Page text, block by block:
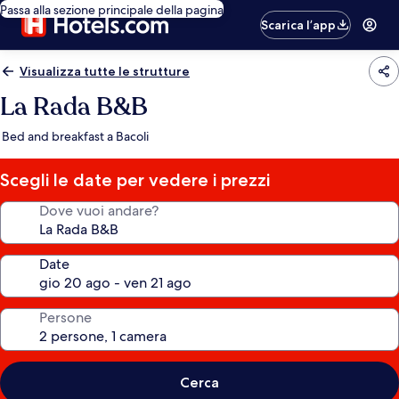
Passa alla sezione principale della pagina
Scarica l’app
Visualizza tutte le strutture
La Rada B&B
Bed and breakfast a Bacoli
Scegli le date per vedere i prezzi
Dove vuoi andare?
Date
Persone
Cerca